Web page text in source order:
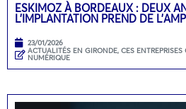
ESKIMOZ À BORDEAUX : DEUX
L’IMPLANTATION PREND DE
23/01/2026
ACTUALITÉS EN GIRONDE, CES
NUMÉRIQUE